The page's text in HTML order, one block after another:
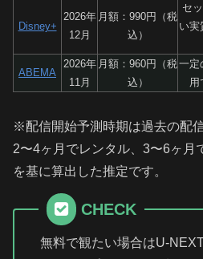
Disney+
2026年
12月
月額：990円（税
込）
セ
い実
ABEMA
2026年
11月
月額：960円（税
込）
一定
用
※配信開始予測時期は過去の配
2〜4ヶ月でレンタル、3〜6ヶ月
を基に算出した推定です。
CHECK
無料で観たい場合はU-